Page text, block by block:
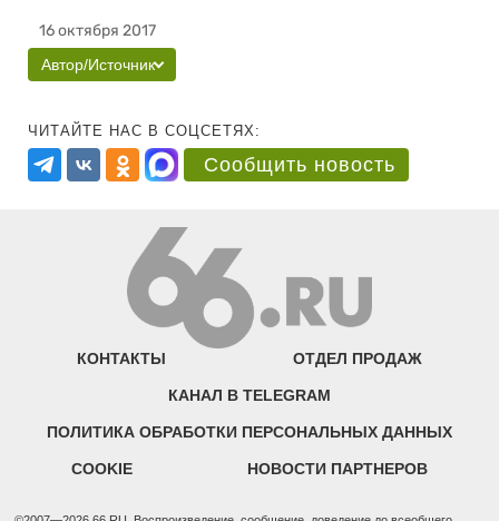
16 октября 2017
Автор/Источник
ЧИТАЙТЕ НАС В СОЦСЕТЯХ:
Сообщить новость
КОНТАКТЫ ОТДЕЛ ПРОДАЖ
КАНАЛ В TELEGRAM
ПОЛИТИКА ОБРАБОТКИ ПЕРСОНАЛЬНЫХ ДАННЫХ
COOKIE НОВОСТИ ПАРТНЕРОВ